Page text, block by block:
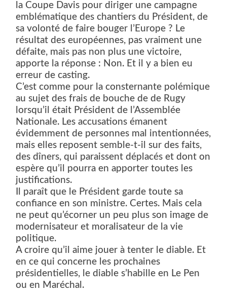
la Coupe Davis pour diriger une campagne
emblématique des chantiers du Président, de
sa volonté de faire bouger l’Europe ? Le
résultat des européennes, pas vraiment une
défaite, mais pas non plus une victoire,
apporte la réponse : Non. Et il y a bien eu
erreur de casting.
C’est comme pour la consternante polémique
au sujet des frais de bouche de de Rugy
lorsqu’il était Président de l’Assemblée
Nationale. Les accusations émanent
évidemment de personnes mal intentionnées,
mais elles reposent semble-t-il sur des faits,
des dîners, qui paraissent déplacés et dont on
espère qu’il pourra en apporter toutes les
justifications.
Il paraît que le Président garde toute sa
confiance en son ministre. Certes. Mais cela
ne peut qu’écorner un peu plus son image de
modernisateur et moralisateur de la vie
politique.
A croire qu’il aime jouer à tenter le diable. Et
en ce qui concerne les prochaines
présidentielles, le diable s’habille en Le Pen
ou en Maréchal.